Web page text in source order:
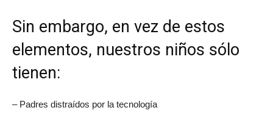
Sin embargo, en vez de estos
elementos, nuestros niños sólo
tienen:
– Padres distraídos por la tecnología